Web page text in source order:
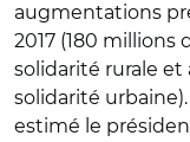
augmentations
2017 (180
solidarité rurale
solidarité
estimé le